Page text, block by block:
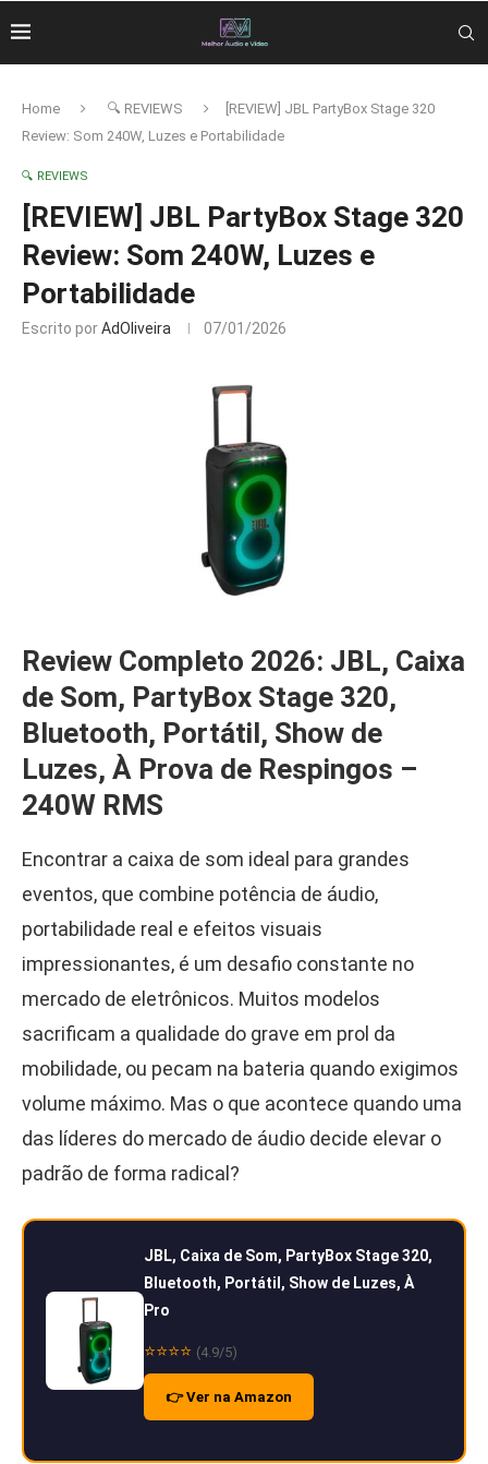
Home 🔍 REVIEWS
[REVIEW] JBL PartyBox Stage 320
Review: Som 240W, Luzes e Portabilidade
🔍 REVIEWS
[REVIEW] JBL PartyBox Stage 320
Review: Som 240W, Luzes e
Portabilidade
Escrito porAdOliveira 07/01/2026
Review Completo 2026: JBL, Caixa
de Som, PartyBox Stage 320,
Bluetooth, Portátil, Show de
Luzes, À Prova de Respingos –
240W RMS
Encontrar a caixa de som ideal para grandes
eventos, que combine potência de áudio,
portabilidade real e efeitos visuais
impressionantes, é um desafio constante no
mercado de eletrônicos. Muitos modelos
sacrificam a qualidade do grave em prol da
mobilidade, ou pecam na bateria quando exigimos
volume máximo. Mas o que acontece quando uma
das líderes do mercado de áudio decide elevar o
padrão de forma radical?
JBL, Caixa de Som, PartyBox Stage 320,
Bluetooth, Portátil, Show de Luzes, À
Pro
⭐⭐⭐⭐ (4.9/5)
👉 Ver na Amazon